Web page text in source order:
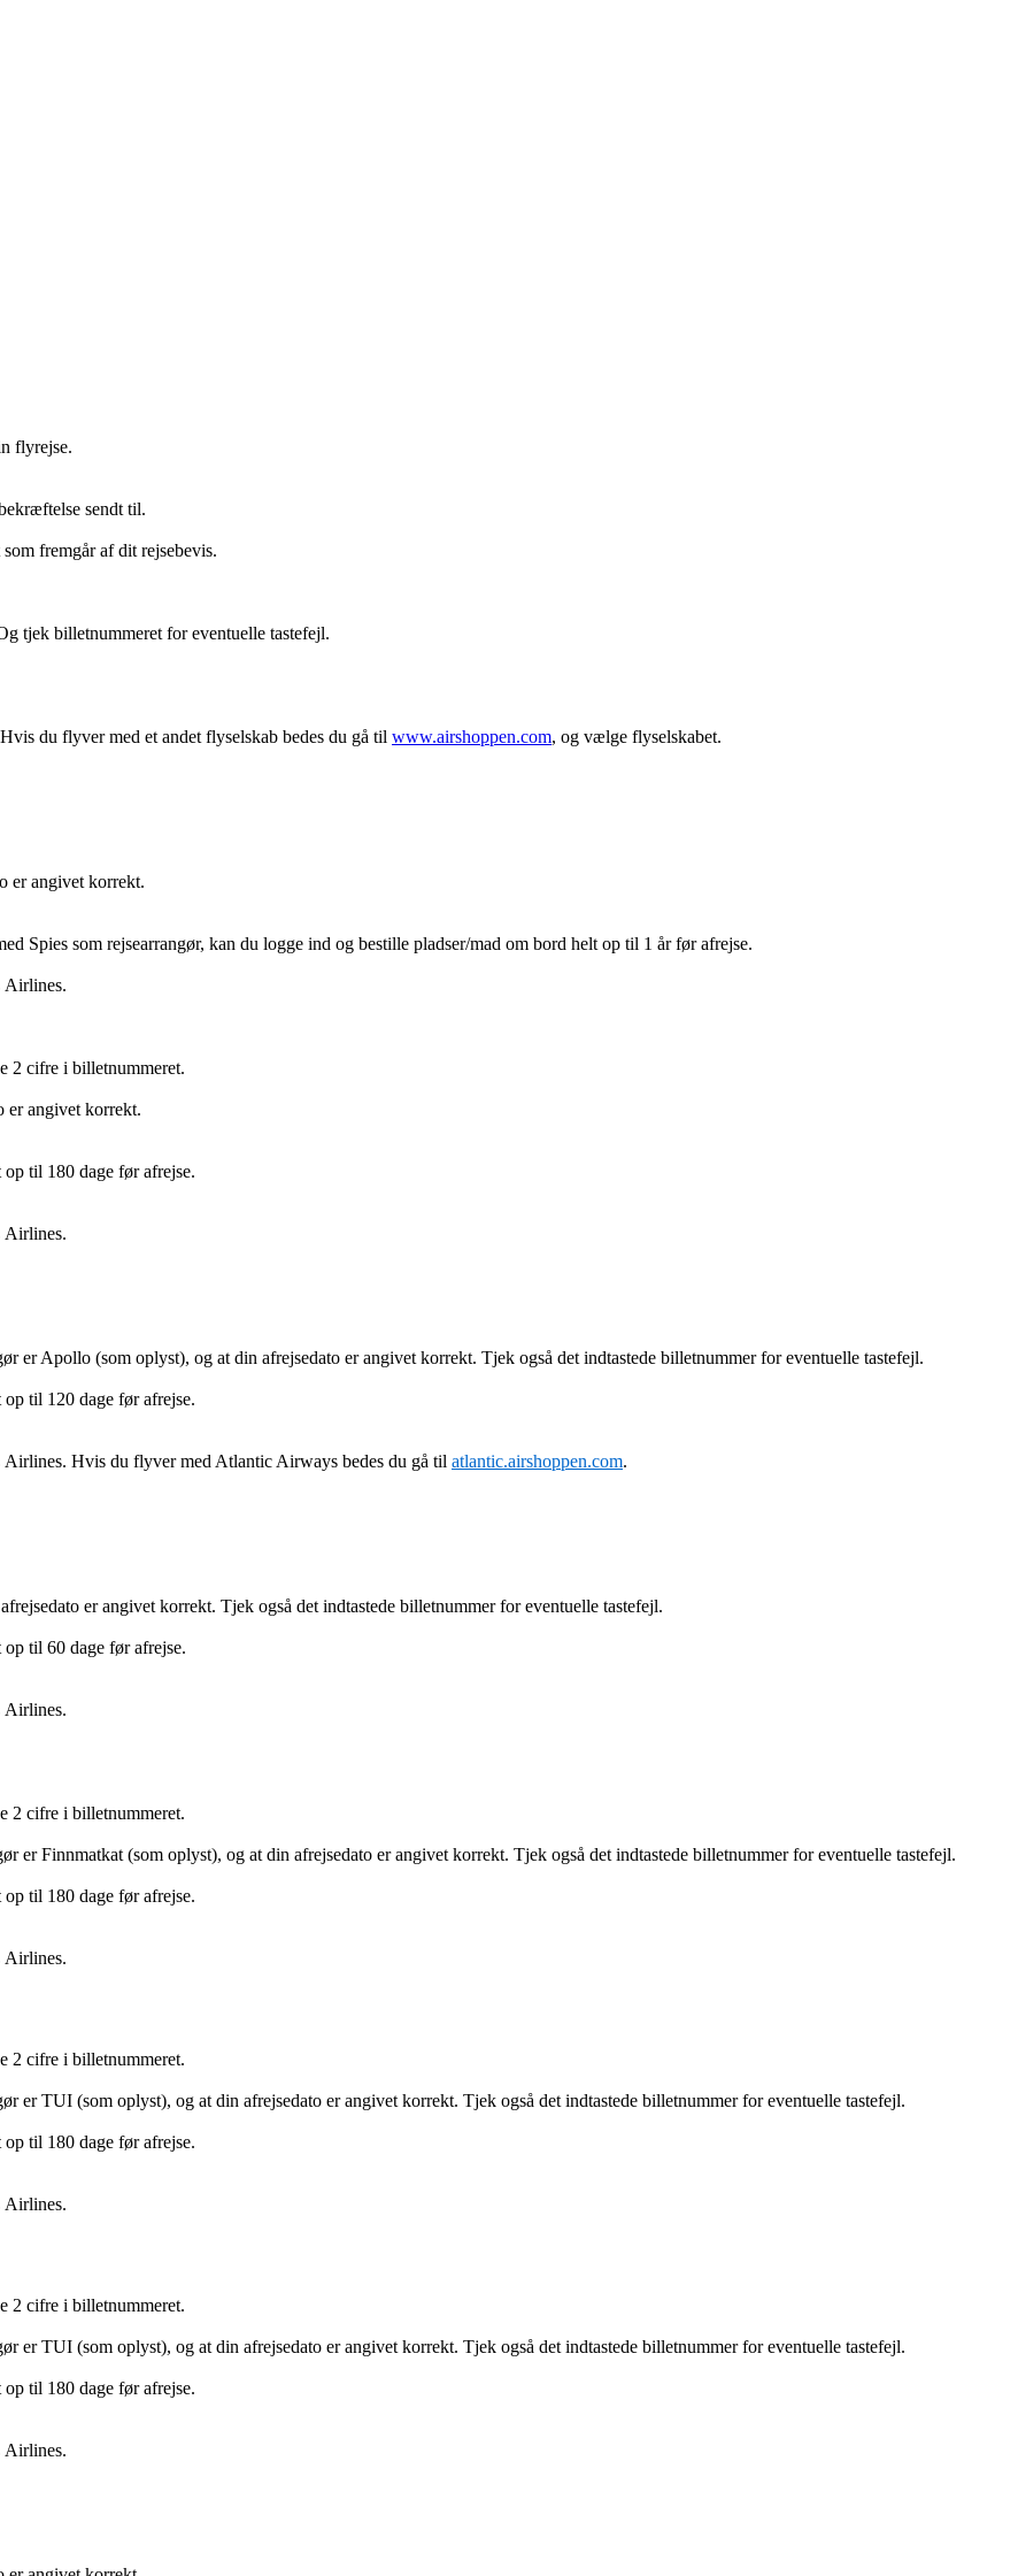
flyrejse.
sendt til.
fremgår af dit rejsebevis.
tjek billetnummeret for eventuelle tastefejl.
du flyver med et andet flyselskab bedes du gå til www.airshoppen.com, og vælge flyselskabet.
er angivet korrekt.
Spies som rejsearrangør, kan du logge ind og bestille pladser/mad om bord helt op til 1 år før afrejse.
Airlines.
2 cifre i billetnummeret.
er angivet korrekt.
til 180 dage før afrejse.
Airlines.
er Apollo (som oplyst), og at din afrejsedato er angivet korrekt. Tjek også det indtastede billetnummer for eventuelle tastefejl.
til 120 dage før afrejse.
Hvis du flyver med Atlantic Airways bedes du gå til atlantic.airshoppen.com.
er angivet korrekt. Tjek også det indtastede billetnummer for eventuelle tastefejl.
til 60 dage før afrejse.
Airlines.
2 cifre i billetnummeret.
er Finnmatkat (som oplyst), og at din afrejsedato er angivet korrekt. Tjek også det indtastede billetnummer for eventuelle tastefejl.
til 180 dage før afrejse.
Airlines.
2 cifre i billetnummeret.
er TUI (som oplyst), og at din afrejsedato er angivet korrekt. Tjek også det indtastede billetnummer for eventuelle tastefejl.
til 180 dage før afrejse.
Airlines.
2 cifre i billetnummeret.
er TUI (som oplyst), og at din afrejsedato er angivet korrekt. Tjek også det indtastede billetnummer for eventuelle tastefejl.
til 180 dage før afrejse.
Airlines.